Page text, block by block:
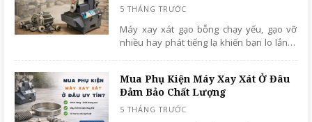
Máy xay xát gạo bỗng chạy yếu, gạo vỡ
nhiều hay phát tiếng lạ khiến bạn lo lắng?
thợ? Bài viết “thay phụ kiện máy xay xát
có cần thợ hay tự làm được?” sẽ giúp bạn
hiểu rõ trước khi quyết định.
Mua Phụ Kiện Máy Xay Xát Ở Đâu
Đảm Bảo Chất Lượng